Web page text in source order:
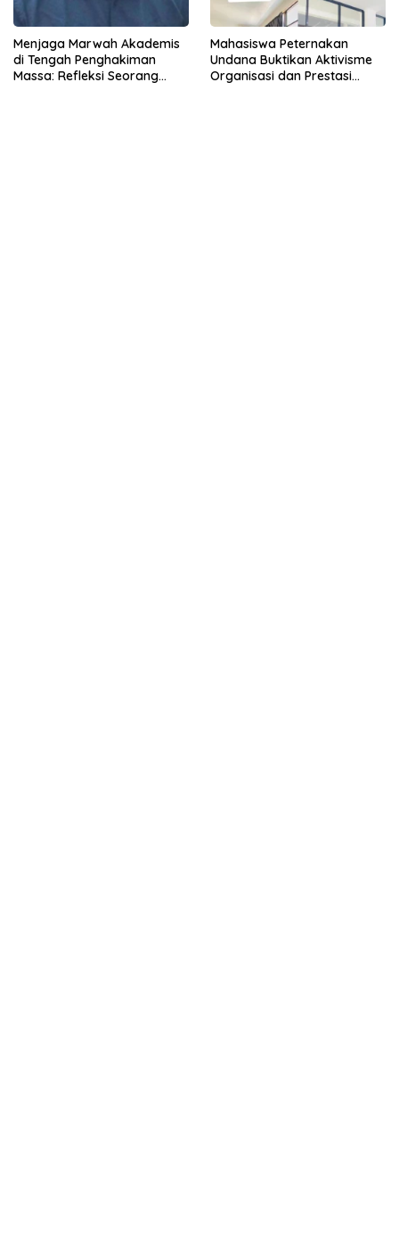
Menjaga Marwah Akademis
di Tengah Penghakiman
Massa: Refleksi Seorang
Mahasiswa Peternakan
Undana Buktikan Aktivisme
Organisasi dan Prestasi